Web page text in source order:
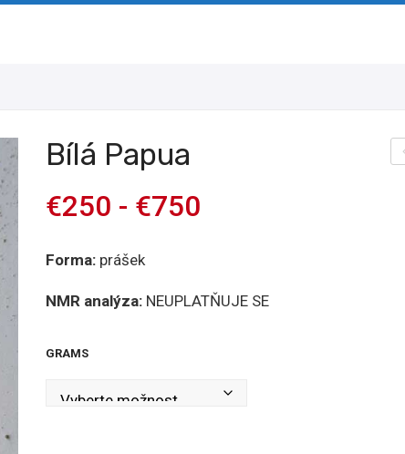
Bílá Papua
€250 - €750
Forma: prášek
NMR analýza: NEUPLATŇUJE SE
GRAMS